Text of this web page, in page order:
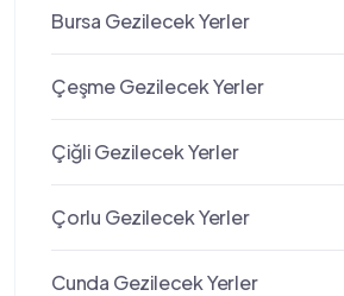
Bursa Gezilecek Yerler
Çeşme Gezilecek Yerler
Çiğli Gezilecek Yerler
Çorlu Gezilecek Yerler
Cunda Gezilecek Yerler